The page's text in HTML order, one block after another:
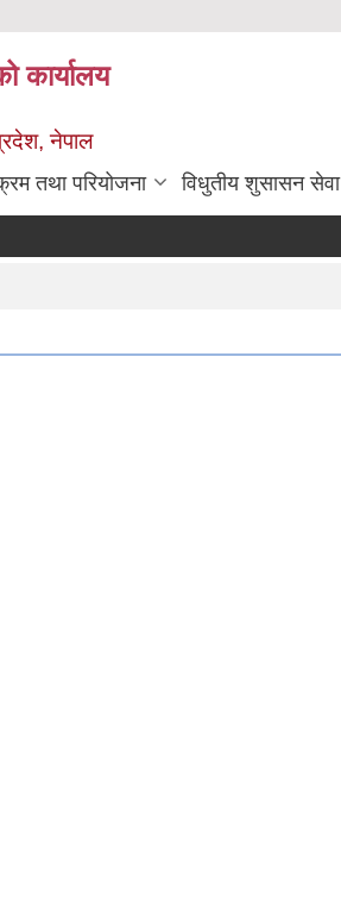
कार्यालय
नेपाल
तथा परियोजना विधुतीय शुसासन सेवा